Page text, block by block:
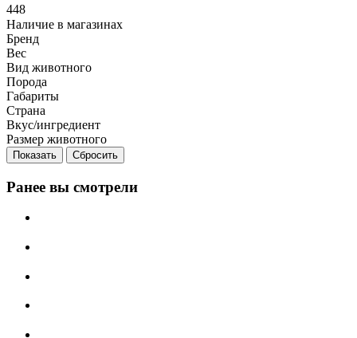
448
Наличие в магазинах
Бренд
Вес
Вид животного
Порода
Габариты
Страна
Вкус/ингредиент
Размер животного
Сбросить
Ранее вы смотрели